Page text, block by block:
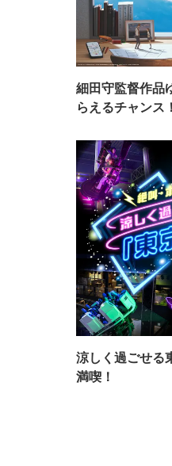
細田守監督作品
らえるチャンス！
涼しく過ごせる
満喫！